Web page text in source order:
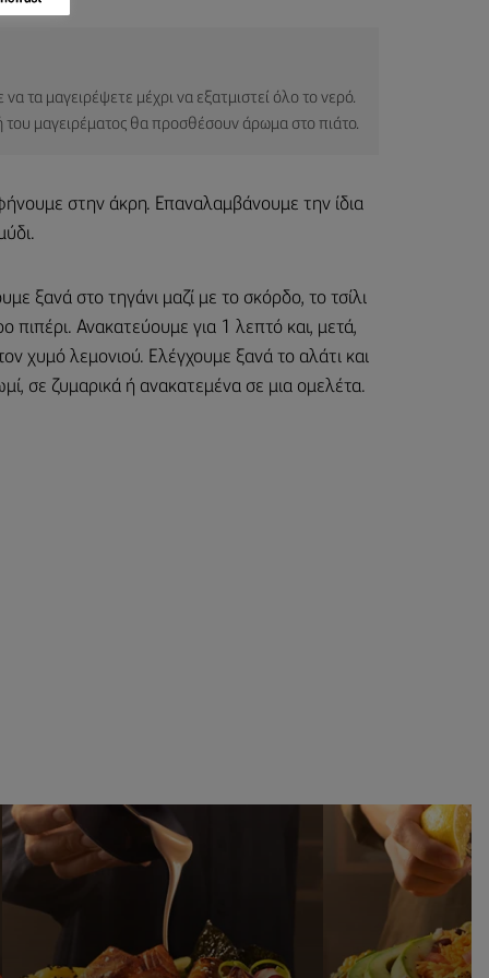
τα μαγειρέψετε μέχρι να εξατμιστεί όλο το νερό.
του μαγειρέματος θα προσθέσουν άρωμα στο πιάτο.
στην άκρη. Επαναλαμβάνουμε την ίδια
ξανά στο τηγάνι μαζί με το σκόρδο, το τσίλι
πιπέρι. Ανακατεύουμε για 1 λεπτό και, μετά,
χυμό λεμονιού. Ελέγχουμε ξανά το αλάτι και
σε ζυμαρικά ή ανακατεμένα σε μια ομελέτα.